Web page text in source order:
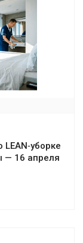
— 16 апреля